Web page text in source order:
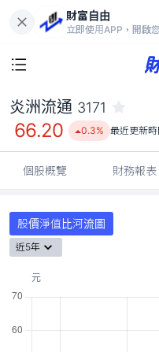
財富自由
立即使用APP，開啟
66.20
炎洲流通 3171
66.20 0.3% 最近更新時
個股概覽 財務報表
股價淨值比河流圖
近5年